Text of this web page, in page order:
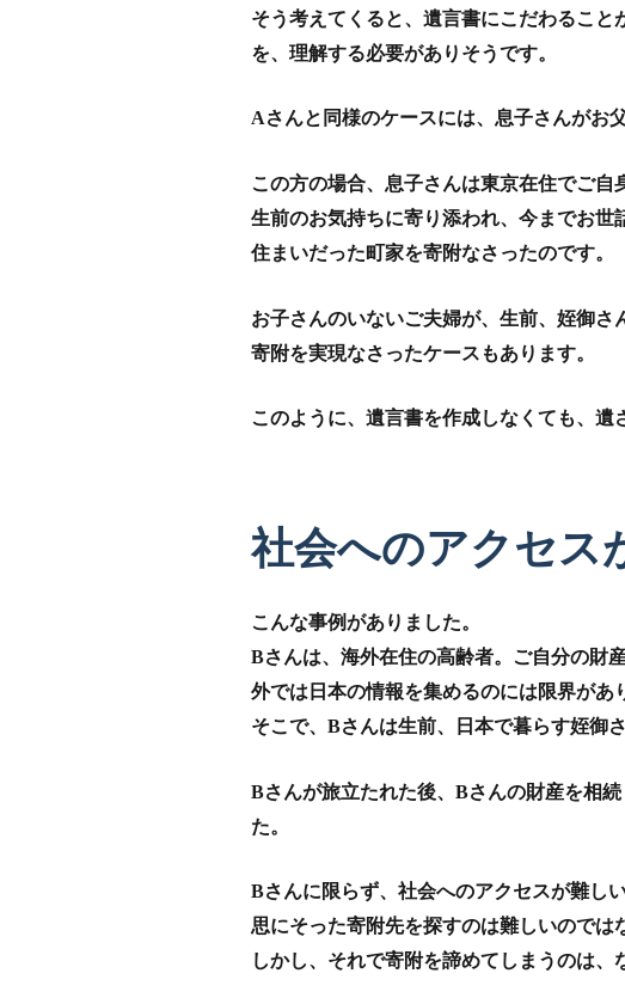
そう考えてくると、遺言書にこだわるこ
を、理解する必要がありそうです。
Aさんと同様のケースには、息子さんがお
この方の場合、息子さんは東京在住でご
生前のお気持ちに寄り添われ、今までお
住まいだった町家を寄附なさったのです。
お子さんのいないご夫婦が、生前、姪御
寄附を実現なさったケースもあります。
このように、遺言書を作成しなくても、遺
社会へのアクセス
こんな事例がありました。
Bさんは、海外在住の高齢者。ご自分の財
外では日本の情報を集めるのには限界があ
そこで、Bさんは生前、日本で暮らす姪御
Bさんが旅立たれた後、Bさんの財産を相
た。
Bさんに限らず、社会へのアクセスが難し
思にそった寄附先を探すのは難しいのでは
しかし、それで寄附を諦めてしまうのは、